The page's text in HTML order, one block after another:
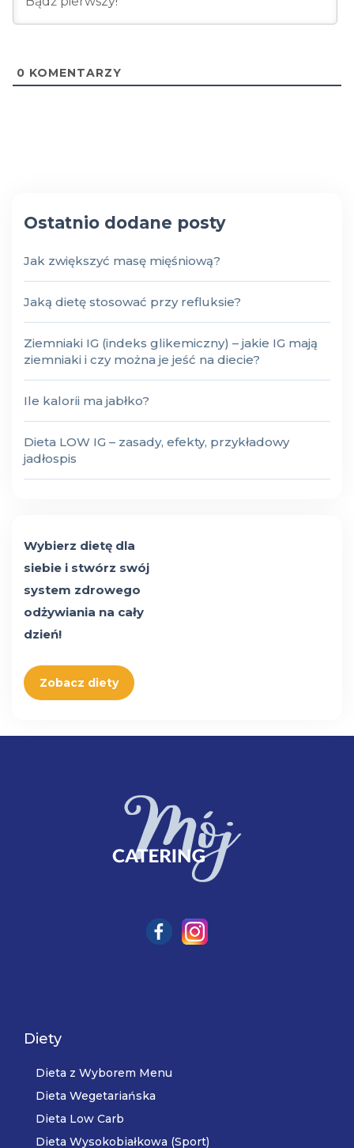
0 KOMENTARZY
Ostatnio dodane posty
Jak zwiększyć masę mięśniową?
Jaką dietę stosować przy refluksie?
Ziemniaki IG (indeks glikemiczny) – jakie IG mają
ziemniaki i czy można je jeść na diecie?
Ile kalorii ma jabłko?
Dieta LOW IG – zasady, efekty, przykładowy
jadłospis
Wybierz dietę dla
siebie i stwórz swój
system zdrowego
odżywiania na cały
dzień!
Zobacz diety
Diety
Dieta z Wyborem Menu
Dieta Wegetariańska
Dieta Low Carb
Dieta Wysokobiałkowa (Sport)